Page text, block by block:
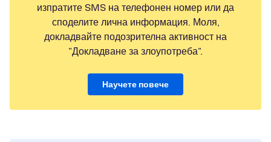
изпратите SMS на телефонен номер или да
споделите лична информация. Моля,
докладвайте подозрителна активност на
"Докладване за злоупотреба".
Научете повече